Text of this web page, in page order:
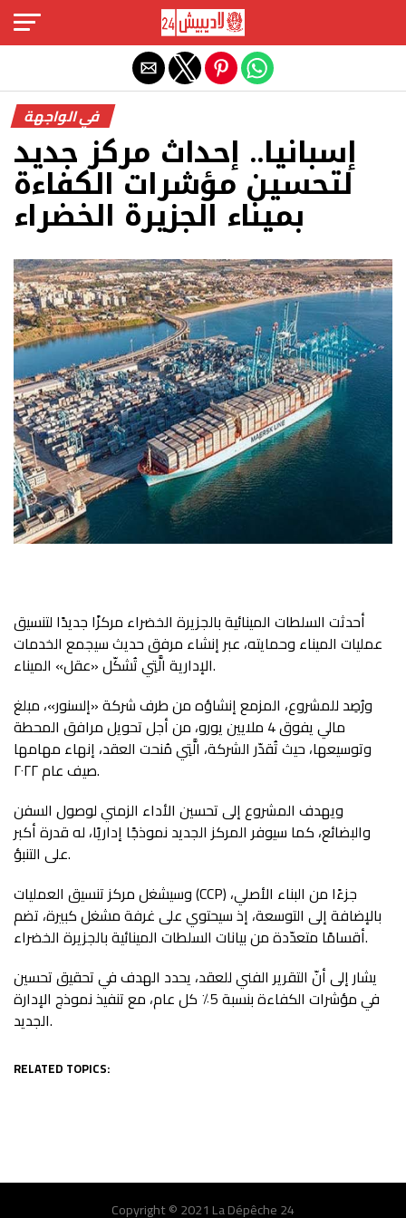
في الواجهة
إسبانيا.. إحداث مركز جديد
لتحسين مؤشرات الكفاءة
بميناء الجزيرة الخضراء
أحدثت السلطات المينائية بالجزيرة الخضراء مركزًا جديدًا لتنسيق
عمليات الميناء وحمايته، عبر إنشاء مرفق حديث سيجمع الخدمات
الإدارية الَّتِي تُشكّل «عقل» الميناء.
ورُصِد للمشروع، المزمع إنشاؤه من طرف شركة «إلسنور»، مبلغ
مالي يفوق 4 ملايين يورو، من أجل تحويل مرافق المحطة
وتوسيعها، حيث تُقدّر الشركة، الَّتِي مُنحت العقد، إنهاء مهامها
صيف عام ٢٠٢٢.
ويهدف المشروع إلى تحسين الأداء الزمني لوصول السفن
والبضائع، كما سيوفر المركز الجديد نموذجًا إداريًا، له قدرة أكبر
على التنبؤ.
وسيشغل مركز تنسيق العمليات (CCP) جزءًا من البناء الأصلي،
بالإضافة إلى التوسعة، إذ سيحتوي على غرفة مشغل كبيرة، تضم
أقسامًا متعدّدة من بيانات السلطات المينائية بالجزيرة الخضراء.
يشار إلى أنّ التقرير الفني للعقد، يحدد الهدف في تحقيق تحسين
في مؤشرات الكفاءة بنسبة 5٪ كل عام، مع تنفيذ نموذج الإدارة
الجديد.
RELATED TOPICS:
Copyright © 2021 La Dépêche 24
Exit mobile version